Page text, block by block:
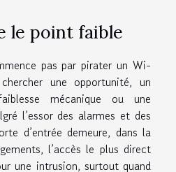
le point faible
pas par pirater un Wi-
une opportunité, un
mécanique ou une
l’essor des alarmes et des
d’entrée demeure, dans la
l’accès le plus direct
une intrusion, surtout quand